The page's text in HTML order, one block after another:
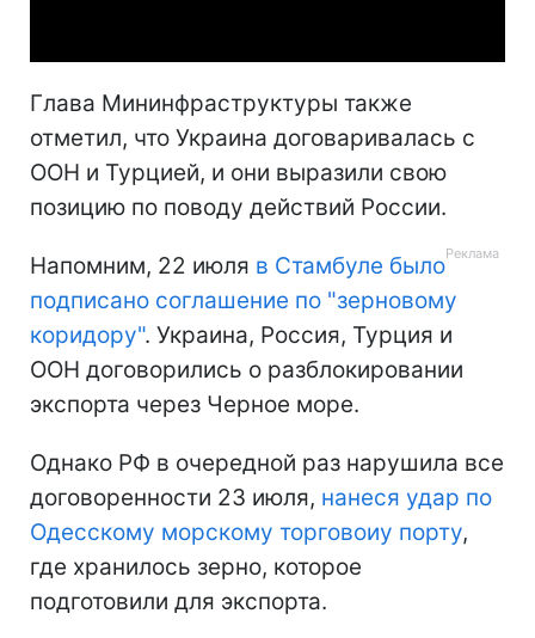
Глава Мининфраструктуры также
отметил, что Украина договаривалась с
ООН и Турцией, и они выразили свою
позицию по поводу действий России.
Напомним, 22 июля в Стамбуле было
подписано соглашение по "зерновому
коридору". Украина, Россия, Турция и
ООН договорились о разблокировании
экспорта через Черное море.
Однако РФ в очередной раз нарушила все
договоренности 23 июля, нанеся удар по
Одесскому морскому торговоиу порту,
где хранилось зерно, которое
подготовили для экспорта.